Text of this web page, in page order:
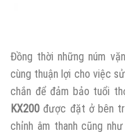
Đồng thời những núm
cùng thuận lợi cho việc
chắn để đảm bảo tuổi
KX200 được đặt ở bên
chỉnh âm thanh cũng